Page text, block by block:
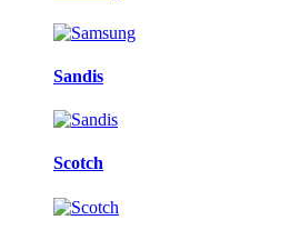
Sandis
Scotch